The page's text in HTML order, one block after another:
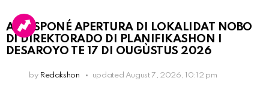
A POSPONÉ APERTURA DI LOKALIDAT NOBO
DI DIREKTORADO DI PLANIFIKASHON I
DESAROYO TE 17 DI OUGÙSTUS 2026
by Redakshon updated August 7, 2026, 10:12 pm